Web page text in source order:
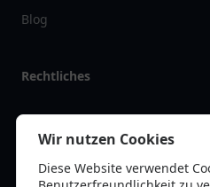
Blog
Rechtliches
Impressum
Datenschutz
Kontakt
Wir nutzen Cookies
Diese Website verwendet